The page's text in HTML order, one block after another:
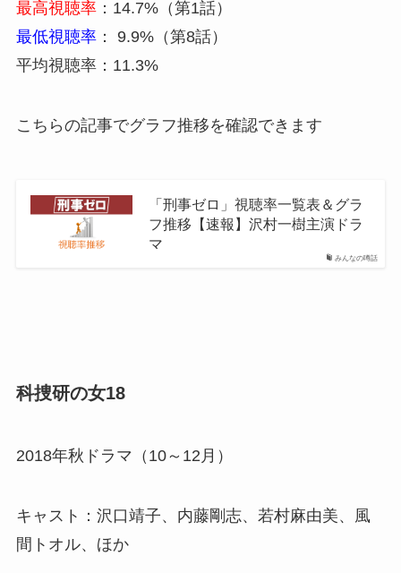
最高視聴率：14.7%（第1話）
最低視聴率： 9.9%（第8話）
平均視聴率：11.3%
こちらの記事でグラフ推移を確認できます
みんなの噂話
「刑事ゼロ」視聴率一覧表＆グラ
フ推移【速報】沢村一樹主演ドラ
マ
科捜研の女18
2018年秋ドラマ（10～12月）
キャスト：沢口靖子、内藤剛志、若村麻由美、風
間トオル、ほか